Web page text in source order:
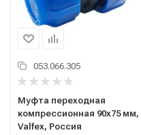
053.066.305
Муфта переходная
компрессионная 90x75 мм,
Valfex, Россия